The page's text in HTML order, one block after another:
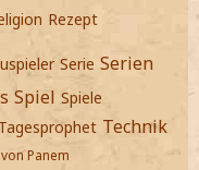
Rezept
Serie Serien
Spiel Spiele
Tagesprophet Technik
Panem